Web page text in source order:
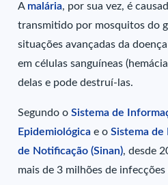
A malária, por sua vez, é
transmitido por mosquitos do
situações avançadas da
em células sanguíneas
delas e pode destruí-las.
Segundo oSistema de
Epidemiológica e oSistema de
de Notificação (Sinan), desde
mais de 3 milhões de infecções